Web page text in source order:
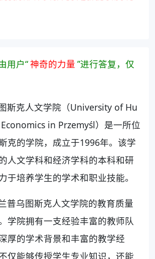
用户“神奇的力量 ”进行答复，仅
斯克人文学院（University of Hu
in Przemyśl）是一所位
克的学院，成立于1996年。该学
人文学科和经济学科的本科和研
于培养学生的学术和职业技能。
普乌图斯克人文学院的教育质量
学院拥有一支经验丰富的教师队
厚的学术背景和丰富的教学经
仅能够传授学生专业知识，还能